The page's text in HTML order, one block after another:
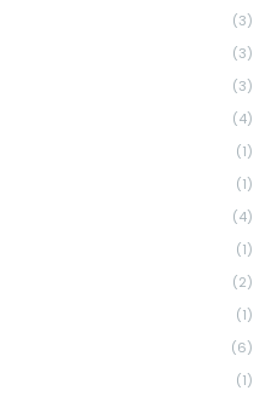
(3)
(3)
(3)
(4)
(1)
(1)
(4)
(1)
(2)
(1)
(6)
(1)